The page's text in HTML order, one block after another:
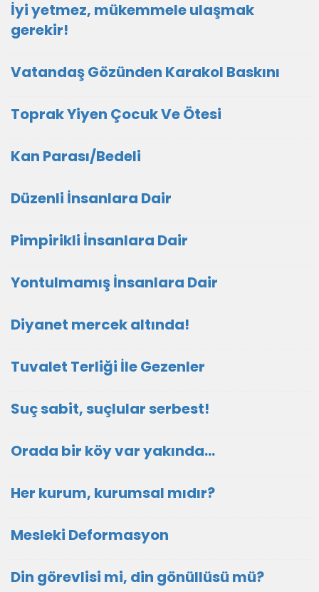
İyi yetmez, mükemmele ulaşmak
gerekir!
Vatandaş Gözünden Karakol Baskını
Toprak Yiyen Çocuk Ve Ötesi
Kan Parası/Bedeli
Düzenli İnsanlara Dair
Pimpirikli İnsanlara Dair
Yontulmamış İnsanlara Dair
Diyanet mercek altında!
Tuvalet Terliği İle Gezenler
Suç sabit, suçlular serbest!
Orada bir köy var yakında...
Her kurum, kurumsal mıdır?
Mesleki Deformasyon
Din görevlisi mi, din gönüllüsü mü?